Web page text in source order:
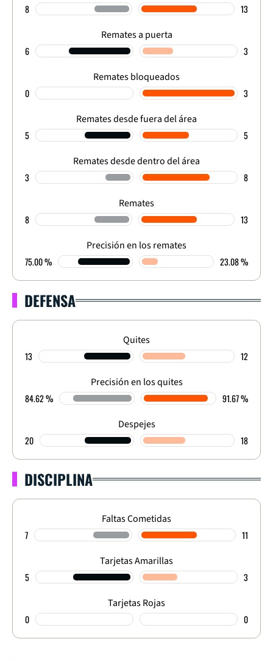
8 13
Remates a puerta
6 3
Remates bloqueados
0 3
Remates desde fuera del área
5 5
Remates desde dentro del área
3 8
Remates
8 13
Precisión en los remates
75.00 % 23.08 %
DEFENSA
Quites
13 12
Precisión en los quites
84.62 % 91.67 %
Despejes
20 18
DISCIPLINA
Faltas Cometidas
7 11
Tarjetas Amarillas
5 3
Tarjetas Rojas
0 0